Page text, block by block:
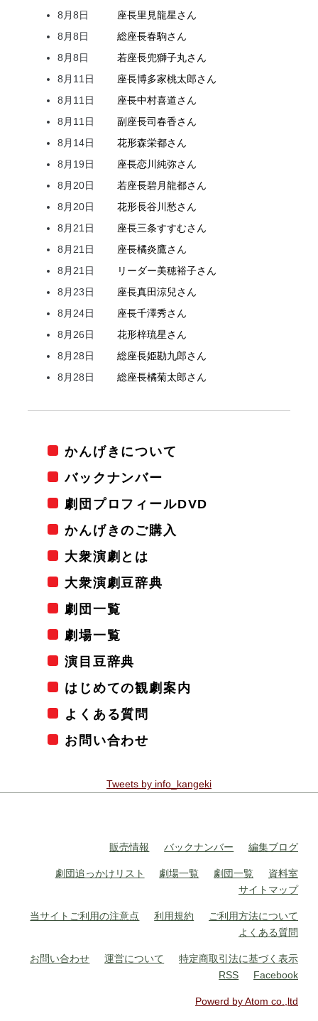
8月8日
座長里見龍星さん
8月8日
総座長春駒さん
8月8日
若座長兜獅子丸さん
8月11日
座長博多家桃太郎さん
8月11日
座長中村喜道さん
8月11日
副座長司春香さん
8月14日
花形森栄都さん
8月19日
座長恋川純弥さん
8月20日
若座長碧月龍都さん
8月20日
花形長谷川愁さん
8月21日
座長三条すすむさん
8月21日
座長橘炎鷹さん
8月21日
リーダー美穂裕子さん
8月23日
座長真田涼兒さん
8月24日
座長千澤秀さん
8月26日
花形梓琉星さん
8月28日
総座長姫勘九郎さん
8月28日
総座長橘菊太郎さん
かんげきについて
バックナンバー
劇団プロフィールDVD
かんげきのご購入
大衆演劇とは
大衆演劇豆辞典
劇団一覧
劇場一覧
演目豆辞典
はじめての観劇案内
よくある質問
お問い合わせ
Tweets by info_kangeki
販売情報 バックナンバー 編集ブログ
劇団追っかけリスト 劇場一覧 劇団一覧
資料室
サイトマップ
当サイトご利用の注意点 利用規約
ご利用方法について
よくある質問
お問い合わせ 運営について
特定商取引法に基づく表示
RSS
Facebook
Powerd by Atom co.,ltd